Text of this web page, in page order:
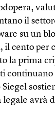
il
su un
il cento per
la prima
Siegel
legale avrà